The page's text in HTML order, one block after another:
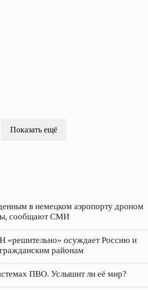
Показать ещё
в немецком аэропорту дроном
сообщают СМИ
«решительно» осуждает Россию и
районам
ПВО. Услышит ли её мир?